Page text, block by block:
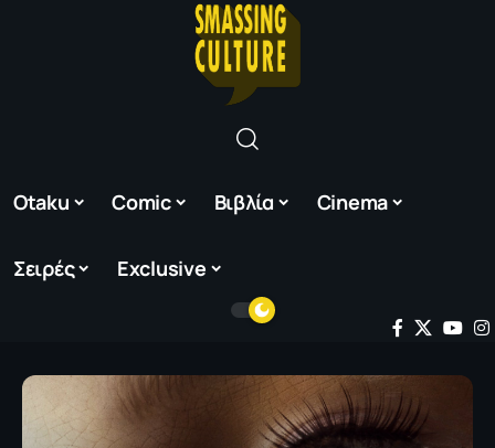
Otaku Comic Βιβλία Cinema
Σειρές Exclusive